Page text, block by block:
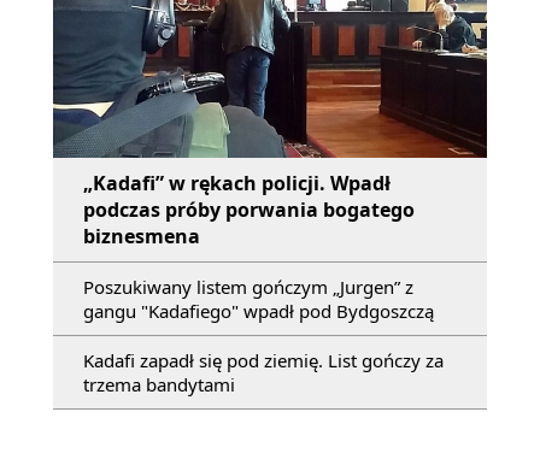
„Kadafi” w rękach policji. Wpadł
podczas próby porwania bogatego
biznesmena
Poszukiwany listem gończym „Jurgen” z
gangu "Kadafiego" wpadł pod Bydgoszczą
Kadafi zapadł się pod ziemię. List gończy za
trzema bandytami